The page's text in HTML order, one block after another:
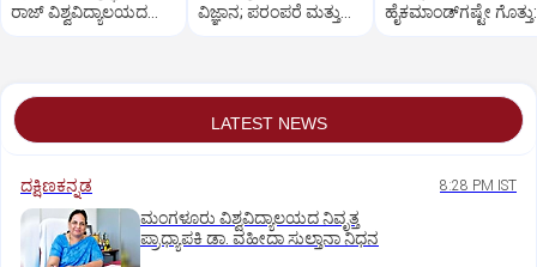
ರಾಜ್ ವಿಶ್ವವಿದ್ಯಾಲಯದ
ವಿಜ್ಞಾನ; ಪರಂಪರೆ ಮತ್ತು
ಹೈಕಮಾಂಡ್‌ಗಷ್ಟೇ ಗೊತ್ತು:
LATEST NEWS
ದಕ್ಷಿಣಕನ್ನಡ 8:28 PM IST
ಮಂಗಳೂರು ವಿಶ್ವವಿದ್ಯಾಲಯದ ನಿವೃತ್ತ
ಪ್ರಾಧ್ಯಾಪಕಿ ಡಾ. ವಹೀದಾ ಸುಲ್ತಾನಾ ನಿಧನ